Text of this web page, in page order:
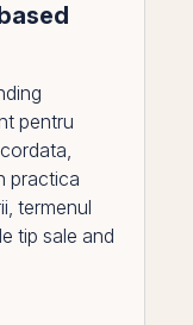
pentru
practica
termenul
tip sale and